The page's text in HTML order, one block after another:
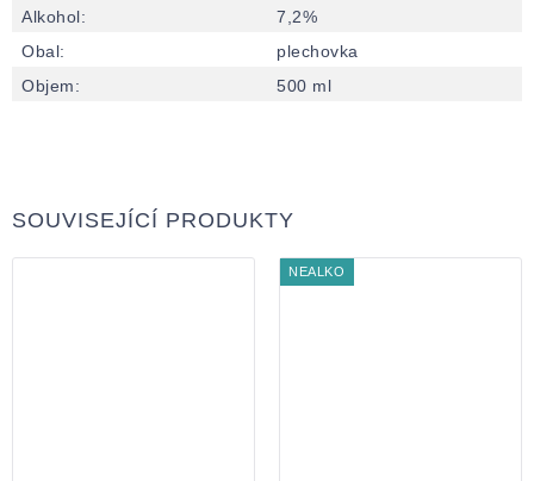
Alkohol:
7,2%
Obal:
plechovka
Objem: 500 ml
SOUVISEJÍCÍ PRODUKTY
NEALKO